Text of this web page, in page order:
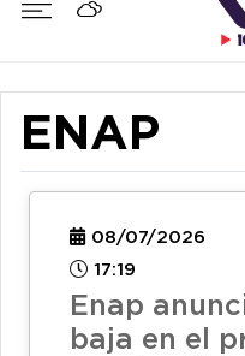
ENAP
08/07/2026
17:19
Enap
baja en el